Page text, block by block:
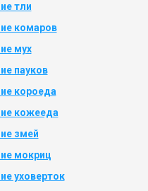
тли
комаров
мух
пауков
короеда
кожееда
змей
мокриц
уховерток